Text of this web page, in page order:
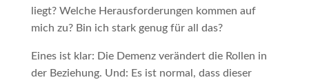
liegt? Welche Herausforderungen kommen auf
mich zu? Bin ich stark genug für all das?
Eines ist klar: Die Demenz verändert die Rollen in
der Beziehung. Und: Es ist normal, dass dieser